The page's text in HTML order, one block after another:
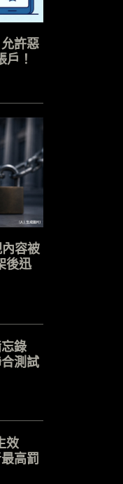
許惡
！
容被
後迅
忘錄
測試
效
高罰